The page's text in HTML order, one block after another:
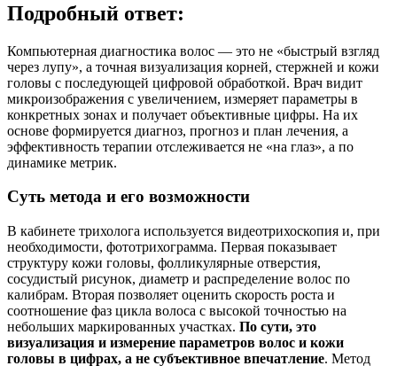
Подробный ответ:
Компьютерная диагностика волос — это не «быстрый взгляд
через лупу», а точная визуализация корней, стержней и кожи
головы с последующей цифровой обработкой. Врач видит
микроизображения с увеличением, измеряет параметры в
конкретных зонах и получает объективные цифры. На их
основе формируется диагноз, прогноз и план лечения, а
эффективность терапии отслеживается не «на глаз», а по
динамике метрик.
Суть метода и его возможности
В кабинете трихолога используется видеотрихоскопия и, при
необходимости, фототрихограмма. Первая показывает
структуру кожи головы, фолликулярные отверстия,
сосудистый рисунок, диаметр и распределение волос по
калибрам. Вторая позволяет оценить скорость роста и
соотношение фаз цикла волоса с высокой точностью на
небольших маркированных участках. По сути, это
визуализация и измерение параметров волос и кожи
головы в цифрах, а не субъективное впечатление. Метод